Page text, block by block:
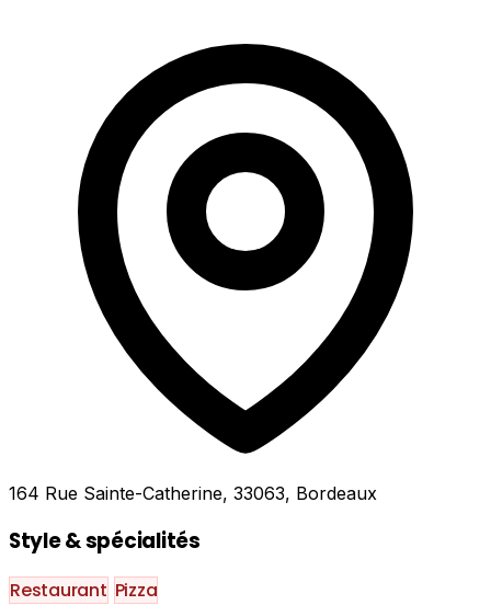
164 Rue Sainte-Catherine, 33063, Bordeaux
Style & spécialités
Restaurant Pizza